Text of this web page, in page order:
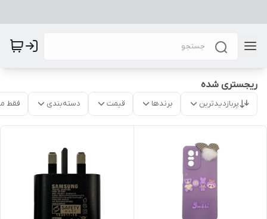
ریجستری شده
پربازدیدترین برندها قیمت دسته‌بندی فقط